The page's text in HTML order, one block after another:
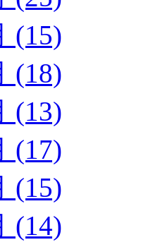
(15)
(18)
(13)
(17)
(15)
(14)